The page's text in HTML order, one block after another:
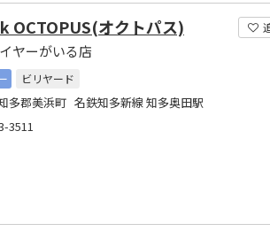
オクトパス)
ヤーがいる店
ビリヤード
多郡美浜町 名鉄知多新線 知多奥田駅
3511